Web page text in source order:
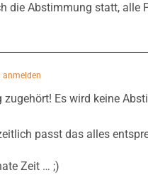
die Abstimmung statt, alle
anmelden
Es wird keine
passt das alles
Zeit … ;)